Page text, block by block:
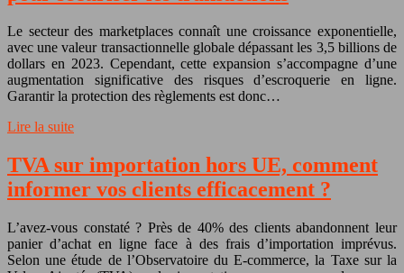
Le secteur des marketplaces connaît une croissance exponentielle,
avec une valeur transactionnelle globale dépassant les 3,5 billions de
dollars en 2023. Cependant, cette expansion s’accompagne d’une
augmentation significative des risques d’escroquerie en ligne.
Garantir la protection des règlements est donc…
Lire la suite
TVA sur importation hors UE, comment
informer vos clients efficacement ?
L’avez-vous constaté ? Près de 40% des clients abandonnent leur
panier d’achat en ligne face à des frais d’importation imprévus.
Selon une étude de l’Observatoire du E-commerce, la Taxe sur la